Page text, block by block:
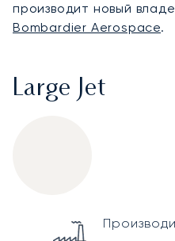
производит новый
Bombardier Aerospace.
Large Jet
Technical specifications